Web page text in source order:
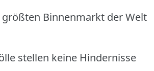
größten Binnenmarkt der Welt
stellen keine Hindernisse